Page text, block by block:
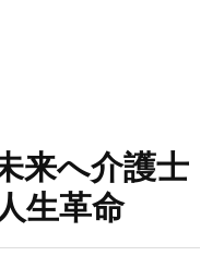
来へ介護士
生革命